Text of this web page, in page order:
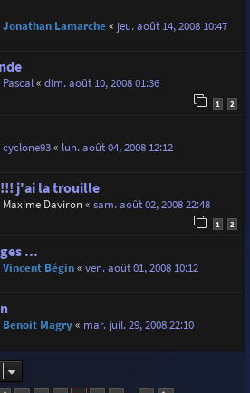
Jonathan Lamarche« jeu. août 14, 2008 10:47
Pascal« dim. août 10, 2008 01:36
1 2
cyclone93« lun. août 04, 2008 12:12
j'ai la trouille
Maxime Daviron« sam. août 02, 2008 22:48
1 2
...
Vincent Bégin« ven. août 01, 2008 10:12
Benoit Magry« mar. juil. 29, 2008 22:10